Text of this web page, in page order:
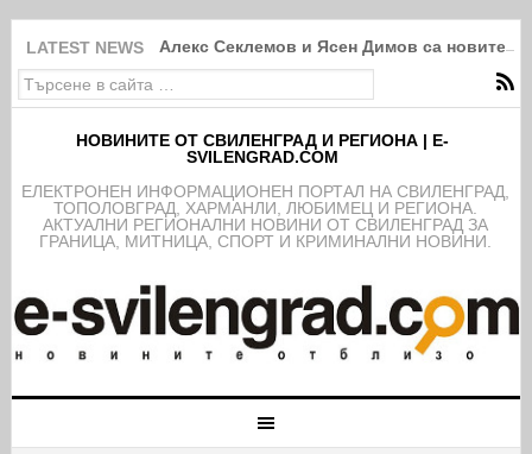
LATEST NEWS Алекс Секлемов и Ясен Димов са новите
НОВИНИТЕ ОТ СВИЛЕНГРАД И РЕГИОНА | E-
SVILENGRAD.COM
EЛЕКТРОНЕН ИНФОРМАЦИОНЕН ПОРТАЛ НА СВИЛЕНГРАД,
ТОПОЛОВГРАД, ХАРМАНЛИ, ЛЮБИМЕЦ И РЕГИОНА.
АКТУАЛНИ РЕГИОНАЛНИ НОВИНИ ОТ СВИЛЕНГРАД ЗА
ГРАНИЦА, МИТНИЦА, СПОРТ И КРИМИНАЛНИ НОВИНИ.